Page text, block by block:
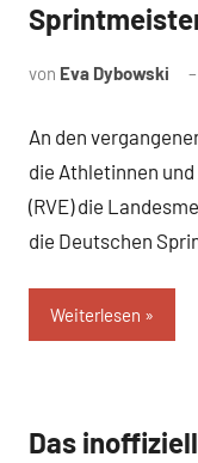
von Eva Dybowski
An den
die Athletinnen
(RVE) die
die Deutschen
Weiterlesen
News
Das